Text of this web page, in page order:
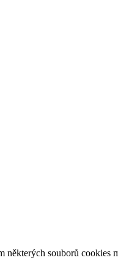
některých souborů